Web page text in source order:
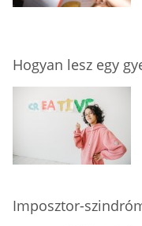
Hogyan lesz egy
Imposztor-